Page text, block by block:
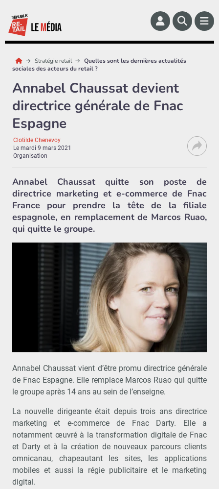
Stratégie retail
Quelles sont les dernières actualités
sociales des acteurs du retail ?
Annabel Chaussat devient
directrice générale de Fnac
Espagne
Clotilde Chenevoy
Lemardi 9 mars 2021
Organisation
Annabel Chaussat quitte son poste de
directrice marketing et e-commerce de Fnac
France pour prendre la tête de la filiale
espagnole, en remplacement de Marcos Ruao,
qui quitte le groupe.
Annabel Chaussat vient d’être promu directrice générale
de Fnac Espagne. Elle remplace Marcos Ruao qui quitte
le groupe après 14 ans au sein de l’enseigne.
La nouvelle dirigeante était depuis trois ans directrice
marketing et e-commerce de Fnac Darty. Elle a
notamment œuvré à la transformation digitale de Fnac
et Darty et à la création de nouveaux parcours clients
omnicanau, chapeautant les sites, les applications
mobiles et aussi la régie publicitaire et le marketing
digital.